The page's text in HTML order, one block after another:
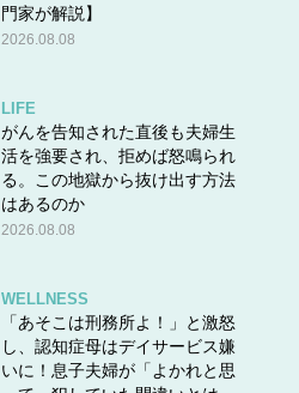
門家が解説】
2026.08.08
LIFE
がんを告知された直後も夫婦生
活を強要され、拒めば怒鳴られ
る。この地獄から抜け出す方法
はあるのか
2026.08.08
WELLNESS
「あそこは刑務所よ！」と激怒
し、認知症母はデイサービス嫌
いに！息子夫婦が「よかれと思